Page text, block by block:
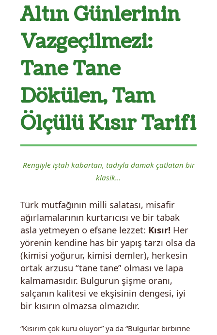
Altın Günlerinin
Vazgeçilmezi:
Tane Tane
Dökülen, Tam
Ölçülü Kısır Tarifi
Rengiyle iştah kabartan, tadıyla damak çatlatan bir
klasik…
Türk mutfağının milli salatası, misafir
ağırlamalarının kurtarıcısı ve bir tabak
asla yetmeyen o efsane lezzet: Kısır! Her
yörenin kendine has bir yapış tarzı olsa da
(kimisi yoğurur, kimisi demler), herkesin
ortak arzusu “tane tane” olması ve lapa
kalmamasıdır. Bulgurun şişme oranı,
salçanın kalitesi ve ekşisinin dengesi, iyi
bir kısırın olmazsa olmazıdır.
“Kısırım çok kuru oluyor” ya da “Bulgurlar birbirine